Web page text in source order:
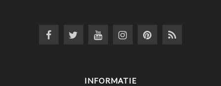
INFORMATIE